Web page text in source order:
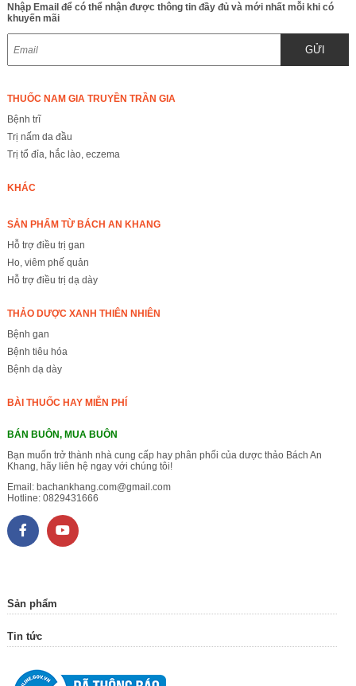
Nhập Email để có thể nhận được thông tin đầy đủ và mới nhất mỗi khi có
khuyến mãi
GỬI
THUỐC NAM GIA TRUYỀN TRẦN GIA
Bệnh trĩ
Trị nấm da đầu
Trị tổ đỉa, hắc lào, eczema
KHÁC
SẢN PHẨM TỪ BÁCH AN KHANG
Hỗ trợ điều trị gan
Ho, viêm phế quản
Hỗ trợ điều trị dạ dày
THẢO DƯỢC XANH THIÊN NHIÊN
Bệnh gan
Bệnh tiêu hóa
Bệnh dạ dày
BÀI THUỐC HAY MIỄN PHÍ
BÁN BUÔN, MUA BUÔN
Bạn muốn trở thành nhà cung cấp hay phân phối của dược thảo Bách An
Khang, hãy liên hệ ngay với chúng tôi!
Email: bachankhang.com@gmail.com
Hotline: 0829431666
Sản phẩm
Tin tức